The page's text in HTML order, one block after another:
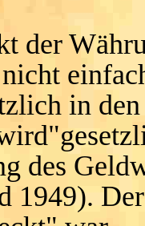
der
in
des
1949).